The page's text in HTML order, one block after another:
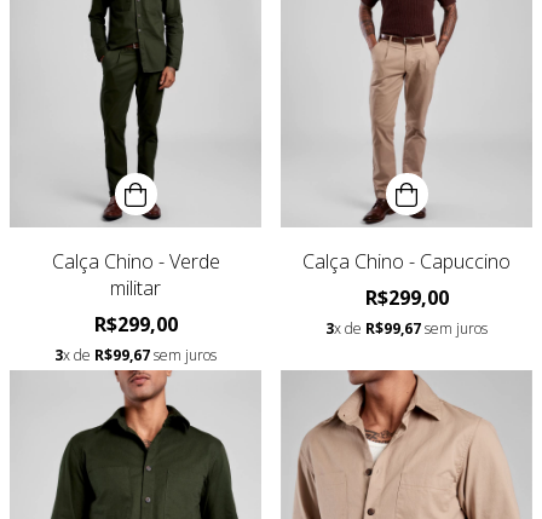
Calça Chino - Verde
militar
R$299,00
3x de R$99,67sem juros
Calça Chino - Capuccino
R$299,00
3x de R$99,67sem juros